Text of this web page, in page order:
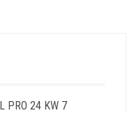
PRO 24 KW 7